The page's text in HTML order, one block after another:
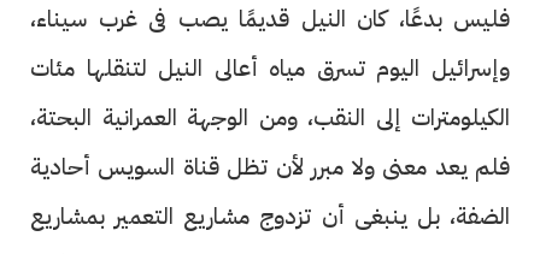
فليس بدعًا، كان النيل قديمًا يصب فى غرب سيناء،
وإسرائيل اليوم تسرق مياه أعالى النيل لتنقلها مئات
الكيلومترات إلى النقب، ومن الوجهة العمرانية البحتة،
فلم يعد معنى ولا مبرر لأن تظل قناة السويس أحادية
الضفة، بل ينبغى أن تزدوج مشاريع التعمير بمشاريع